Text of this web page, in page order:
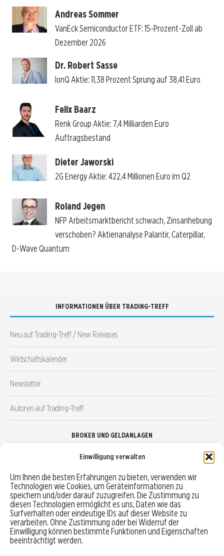
Einwilligung verwalten
Um Ihnen die besten Erfahrungen zu bieten, verwenden wir
Technologien wie Cookies, um Geräteinformationen zu
speichern und/oder darauf zuzugreifen. Die Zustimmung zu
diesen Technologien ermöglicht es uns, Daten wie das
Surfverhalten oder eindeutige IDs auf dieser Website zu
verarbeiten. Ohne Zustimmung oder bei Widerruf der
Einwilligung können bestimmte Funktionen und Eigenschaften
beeinträchtigt werden.
Andreas Sommer
VanEck Semiconductor ETF: 15-Prozent-Zoll ab
Dezember 2026
Dr. Robert Sasse
IonQ Aktie: 11,38 Prozent Sprung auf 38,41 Euro
Felix Baarz
Renk Group Aktie: 7,4 Milliarden Euro
Auftragsbestand
Dieter Jaworski
2G Energy Aktie: 422,4 Millionen Euro im Q2
Roland Jegen
NFP Arbeitsmarktbericht schwach, Zinsanhebung
verschoben? Aktienanalyse Palantir, Caterpillar,
D-Wave Quantum
INFORMATIONEN ÜBER TRADING-TREFF
Neu auf Trading-Treff / New Releases
Wirtschaftskalender
Newsletter
Autoren auf Trading-Treff
BROKER UND GELDANLAGEN
Robo-Advisor vergleichen
Depotvergleich
Festgeld vergleichen